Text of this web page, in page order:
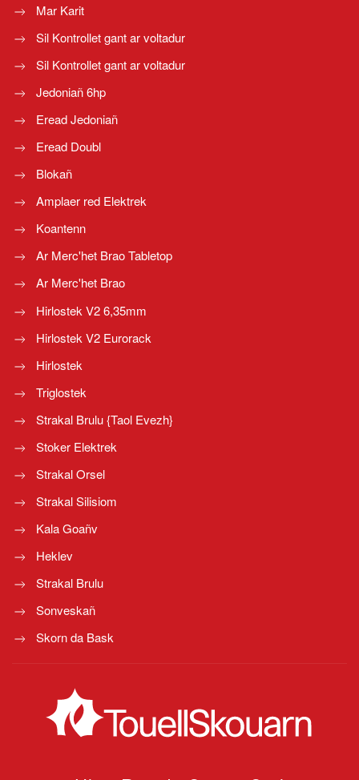
Mar Karit
Sil Kontrollet gant ar voltadur
Sil Kontrollet gant ar voltadur
Jedoniañ 6hp
Eread Jedoniañ
Eread Doubl
Blokañ
Amplaer red Elektrek
Koantenn
Ar Merc'het Brao Tabletop
Ar Merc'het Brao
Hirlostek V2 6,35mm
Hirlostek V2 Eurorack
Hirlostek
Triglostek
Strakal Brulu {Taol Evezh}
Stoker Elektrek
Strakal Orsel
Strakal Silisiom
Kala Goañv
Heklev
Strakal Brulu
Sonveskañ
Skorn da Bask